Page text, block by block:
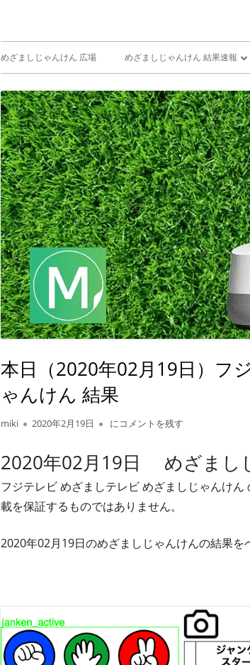
メ
イ
ン
メ
ニ
ュ
ー
めざましじゃんけん 広場 めざましじゃんけん 結果速報
じゃんけん ）
本日（2020年02月19日）フ
ゃんけん 結果
作
者
miki
公
日
2020年2月19日 本日（2020年02月19日）フジテ
にコメントを残す
2020年02月19日 めざまし
フジテレビ めざましテレビ めざましじゃんけ
載を保証するものではありません。
2020年02月19日のめざましじゃんけんの結果を